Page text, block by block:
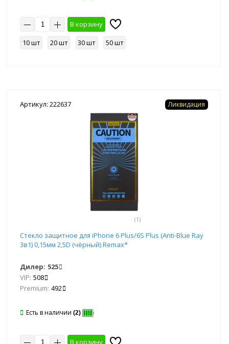
В корзину
10 шт
20 шт 30 шт 50 шт
Артикул: 222637
(1)
Ликвидация
Стекло защитное для iPhone 6 Plus/6S Plus (Anti-Blue Ray
3в1) 0,15мм 2,5D (чёрный) Remax*
Дилер: 525
VIP: 508
Premium: 492
Есть в наличии (2)